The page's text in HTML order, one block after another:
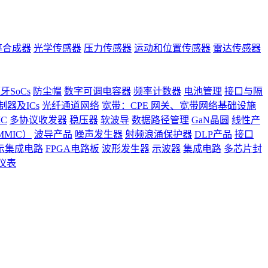
合成器 光学传感器 压力传感器 运动和位置传感器 雷达传感器
SoCs 防尘帽 数字可调电容器 频率计数器 电池管理 接口与隔
器及ICs 光纤通道网络 宽带：CPE 网关、宽带网络基础设施
多协议收发器 稳压器 软波导 数据路径管理 GaN晶圆 线性产
）
波导产品 噪声发生器 射频浪涌保护器 DLP产品 接口
集成电路 FPGA电路板 波形发生器 示波器 集成电路 多芯片封
表